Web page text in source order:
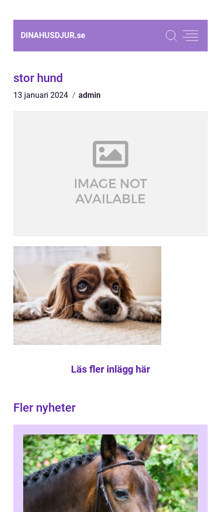
DINAHUSDJUR.se
stor hund
13 januari 2024 admin
Läs fler inlägg här
Fler nyheter